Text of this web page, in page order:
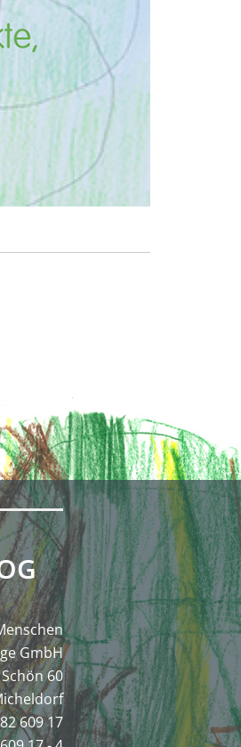
GmbH
Schön 60
609 17